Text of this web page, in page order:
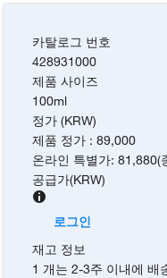
카탈로그 번호
428931000
제품 사이즈
100ml
정가 (KRW)
제품 정가 :89,000
온라인 특별가:81,880(
공급가(KRW)
로그인
재고 정보
1 개는 2-3주 이내에 배